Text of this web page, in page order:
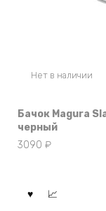
Нет в наличии
Бачок Magura
черный
3090 ₽